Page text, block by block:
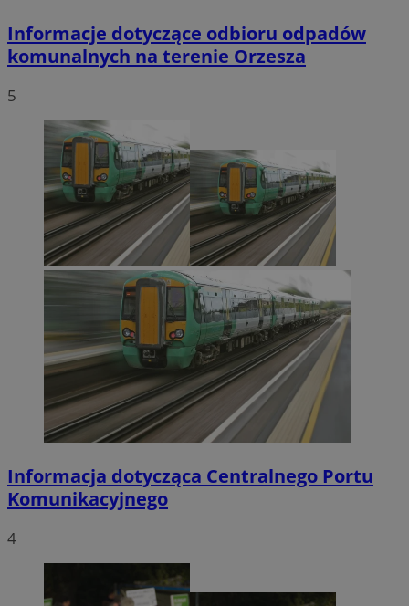
Informacje dotyczące odbioru odpadów
komunalnych na terenie Orzesza
5
Informacja dotycząca Centralnego Portu
Komunikacyjnego
4